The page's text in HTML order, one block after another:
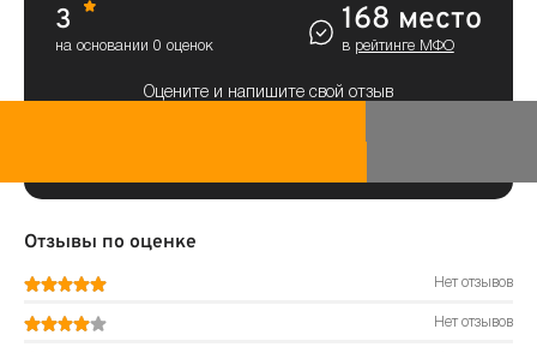
3
на основании 0 оценок
168 место
в рейтинге МФО
Оцените и напишите свой отзыв
Отзывы по оценке
Нет отзывов
Нет отзывов